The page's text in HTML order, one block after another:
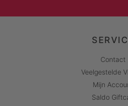
Contact
Veelgestelde
Mijn
Saldo